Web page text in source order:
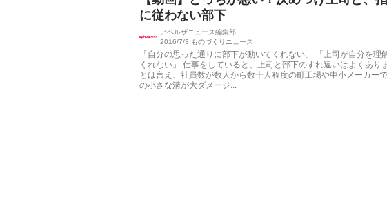
に従わない部下
アペルザニュース編集部
2016/7/3 ものづくりニュース
「自分の思った通りに部下が動いてくれない」 「上司が自分を理
くれない」 仕事をしていると、上司と部下のすれ違いはよくあり
とは言え、社員数が数人から数十人程度の町工場や中小メーカー
の小さな溝が大ダメージ...